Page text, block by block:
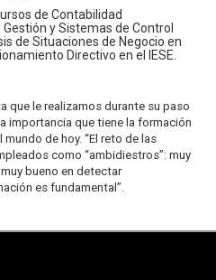
de Contabilidad
y Sistemas de Control
de Situaciones de Negocio en
Directivo en el IESE.
que le realizamos durante su paso
importancia que tiene la formación
de hoy. “El reto de las
como “ambidiestros”: muy
bueno en detectar
es fundamental”.